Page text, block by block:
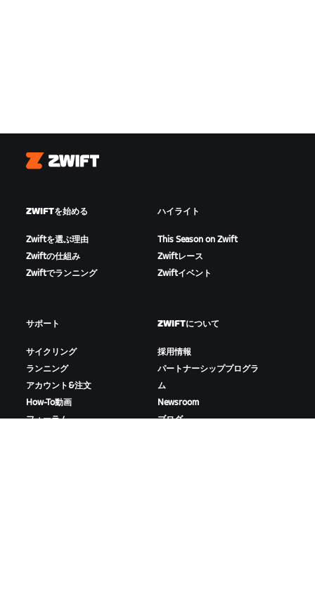
Zwift
ZWIFTを始める
Zwiftを選ぶ理由
Zwiftの仕組み
Zwiftでランニング
ハイライト
This Season on Zwift
Zwiftレース
Zwiftイベント
サポート
サイクリング
ランニング
アカウント&注文
How-To動画
フォーラム
ZWIFTについて
採用情報
パートナーシッププログラ
ム
Newsroom
ブログ